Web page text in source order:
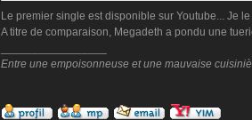
Le premier single est disponible sur Youtube... Je
A titre de comparaison, Megadeth a pondu une
Entre une empoisonneuse et une mauvaise